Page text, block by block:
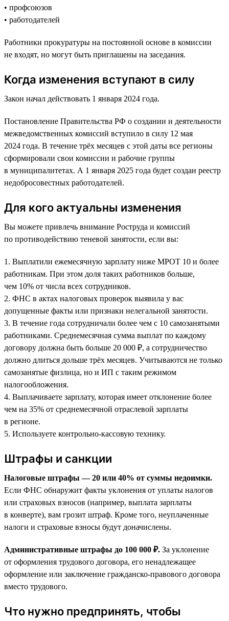
• профсоюзов
• работодателей
Работники прокуратуры на постоянной основе в комиссии
не входят, но могут быть приглашены на заседания.
Когда изменения вступают в силу
Закон начал действовать 1 января 2024 года.
Постановление Правительства РФ о создании и деятельности
межведомственных комиссий вступило в силу 12 мая
2024 года. В течение трёх месяцев с этой даты все регионы
сформировали свои комиссии и рабочие группы
в муниципалитетах. А 1 января 2025 года будет создан реестр
недобросовестных работодателей.
Для кого актуальны изменения
Вы можете привлечь внимание Роструда и комиссий
по противодействию теневой занятости, если вы:
1. Выплатили ежемесячную зарплату ниже МРОТ 10 и более
работникам. При этом доля таких работников больше,
чем 10% от числа всех сотрудников.
2. ФНС в актах налоговых проверок выявила у вас
допущенные факты или признаки нелегальной занятости.
3. В течение года сотрудничали более чем с 10 самозанятыми
работниками. Среднемесячная сумма выплат по каждому
договору должна быть больше 20 000 ₽, а сотрудничество
должно длиться дольше трёх месяцев. Учитываются не только
самозанятые физлица, но и ИП с таким режимом
налогообложения.
4. Выплачиваете зарплату, которая имеет отклонение более
чем на 35% от среднемесячной отраслевой зарплаты
в регионе.
5. Используете контрольно-кассовую технику.
Штрафы и санкции
Налоговые штрафы — 20 или 40% от суммы недоимки.
Если ФНС обнаружит факты уклонения от уплаты налогов
или страховых взносов (например, выплата зарплаты
в конверте), вам грозит штраф. Кроме того, неуплаченные
налоги и страховые взносы будут доначислены.
Административные штрафы до 100 000 ₽. За уклонение
от оформления трудового договора, его ненадлежащее
оформление или заключение гражданско-правового договора
вместо трудового.
Что нужно предпринять, чтобы